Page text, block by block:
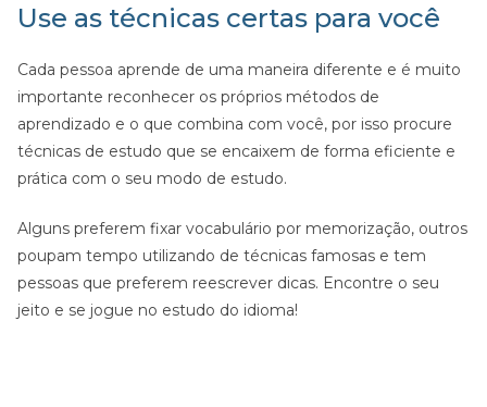
Use as técnicas certas para você
Cada pessoa aprende de uma maneira diferente e é muito
importante reconhecer os próprios métodos de
aprendizado e o que combina com você, por isso procure
técnicas de estudo que se encaixem de forma eficiente e
prática com o seu modo de estudo.
Alguns preferem fixar vocabulário por memorização, outros
poupam tempo utilizando de técnicas famosas e tem
pessoas que preferem reescrever dicas. Encontre o seu
jeito e se jogue no estudo do idioma!